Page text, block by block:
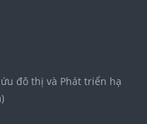
đô thị và Phát triển hạ